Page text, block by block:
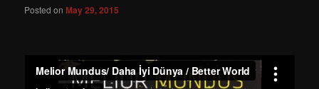
Posted onMay 29, 2015